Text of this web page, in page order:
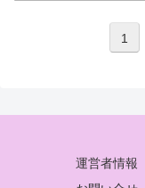
1
運営者情報